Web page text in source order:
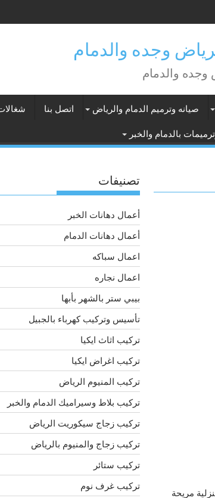
صيانه وترميم الدمام والرياض اتصل بنا
بالدمام والخبر
مريحة
تصنيفات
أعمال دهانات الخبر
أعمال دهانات الدمام
اعمال سباكه
اعمال نجاره
بيبي ستر بالشهر بأبها
تأسيس وتركيب كهرباء بالجبيل
تركيب اثاث ايكيا
تركيب اغراض ايكيا
تركيب المنيوم الرياض
تركيب بلاط وسيراميك الدمام والخبر
تركيب زجاج سيكوريت الرياض
تركيب زجاج والمنيوم بالرياض
تركيب ستائر
تركيب غرف نوم